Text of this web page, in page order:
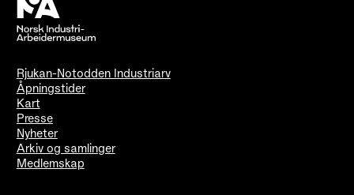
Rjukan-Notodden Industriarv
Åpningstider
Kart
Presse
Nyheter
Arkiv og samlinger
Medlemskap